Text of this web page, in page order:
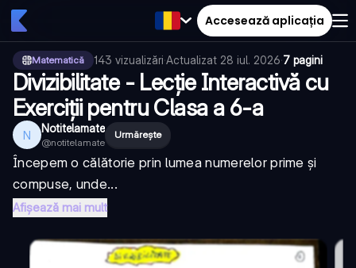
Accesează aplicația
Matematică 143 vizualizări·Actualizat 28 iul. 2026·7 pagini
Divizibilitate - Lecție Interactivă cu
Exerciții pentru Clasa a 6-a
N Notitelamate
@notitelamate
Urmărește
Începem o călătorie prin lumea numerelor prime și
compuse, unde...
Afișează mai mult